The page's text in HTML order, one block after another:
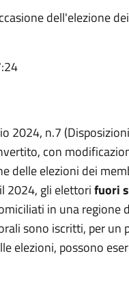
dell'elezione
2024, n.7
con
delle elezioni dei
2024, gli elettorifuori
in una regione
sono iscritti, per un
elezioni, possono